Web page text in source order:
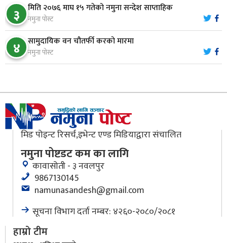
९
मौलाकालिकाको १८८२ खुड्किला : आस्था र आरोग्यको‘
‘सर्ट हाइकिङ’
१० वन उद्यममा जोडिँदै नवलपुरका महिला
३ मिति २०७६ माघ १५ गतेको नमुना सन्देश साप्ताहिक
नमुना पोस्ट
४ सामुदायिक वन चौतर्फी करको मारमा
नमुना पोस्ट
मिड पोइन्ट रिसर्च,इभेन्ट एण्ड मिडियाद्वारा संचालित
नमुना पोष्टडट कम का लागि
कावासोती - ३ नवलपुर
9867130145
namunasandesh@gmail.com
सूचना विभाग दर्ता नम्बर: ४२६०-२०८०/२०८१
हाम्रो टीम